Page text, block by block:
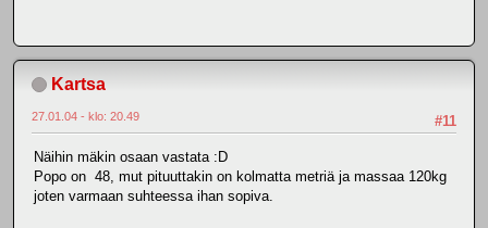
Kartsa
#11
27.01.04 - klo: 20.49
Näihin mäkin osaan vastata :D
Popo on 48, mut pituuttakin on kolmatta metriä ja massaa 120kg
joten varmaan suhteessa ihan sopiva.